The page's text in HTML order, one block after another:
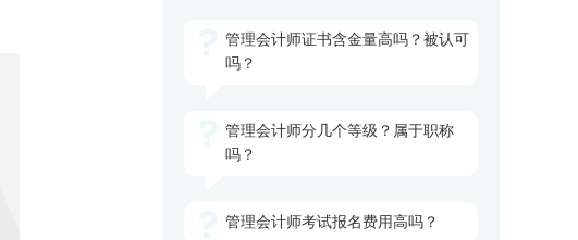
管理会计师证书含金量高吗？被认可
吗？
管理会计师分几个等级？属于职称
吗？
管理会计师考试报名费用高吗？